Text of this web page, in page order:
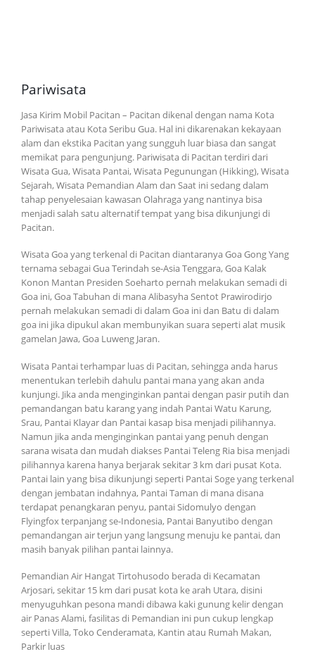
Pariwisata
Jasa Kirim Mobil Pacitan – Pacitan dikenal dengan nama Kota
Pariwisata atau Kota Seribu Gua. Hal ini dikarenakan kekayaan
alam dan ekstika Pacitan yang sungguh luar biasa dan sangat
memikat para pengunjung. Pariwisata di Pacitan terdiri dari
Wisata Gua, Wisata Pantai, Wisata Pegunungan (Hikking), Wisata
Sejarah, Wisata Pemandian Alam dan Saat ini sedang dalam
tahap penyelesaian kawasan Olahraga yang nantinya bisa
menjadi salah satu alternatif tempat yang bisa dikunjungi di
Pacitan.
Wisata Goa yang terkenal di Pacitan diantaranya Goa Gong Yang
ternama sebagai Gua Terindah se-Asia Tenggara, Goa Kalak
Konon Mantan Presiden Soeharto pernah melakukan semadi di
Goa ini, Goa Tabuhan di mana Alibasyha Sentot Prawirodirjo
pernah melakukan semadi di dalam Goa ini dan Batu di dalam
goa ini jika dipukul akan membunyikan suara seperti alat musik
gamelan Jawa, Goa Luweng Jaran.
Wisata Pantai terhampar luas di Pacitan, sehingga anda harus
menentukan terlebih dahulu pantai mana yang akan anda
kunjungi. Jika anda menginginkan pantai dengan pasir putih dan
pemandangan batu karang yang indah Pantai Watu Karung,
Srau, Pantai Klayar dan Pantai kasap bisa menjadi pilihannya.
Namun jika anda menginginkan pantai yang penuh dengan
sarana wisata dan mudah diakses Pantai Teleng Ria bisa menjadi
pilihannya karena hanya berjarak sekitar 3 km dari pusat Kota.
Pantai lain yang bisa dikunjungi seperti Pantai Soge yang terkenal
dengan jembatan indahnya, Pantai Taman di mana disana
terdapat penangkaran penyu, pantai Sidomulyo dengan
Flyingfox terpanjang se-Indonesia, Pantai Banyutibo dengan
pemandangan air terjun yang langsung menuju ke pantai, dan
masih banyak pilihan pantai lainnya.
Pemandian Air Hangat Tirtohusodo berada di Kecamatan
Arjosari, sekitar 15 km dari pusat kota ke arah Utara, disini
menyuguhkan pesona mandi dibawa kaki gunung kelir dengan
air Panas Alami, fasilitas di Pemandian ini pun cukup lengkap
seperti Villa, Toko Cenderamata, Kantin atau Rumah Makan,
Parkir luas